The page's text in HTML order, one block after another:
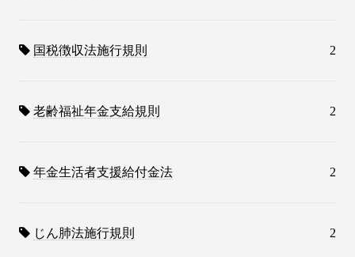
国税徴収法施行規則 2
老齢福祉年金支給規則 2
年金生活者支援給付金法 2
じん肺法施行規則 2